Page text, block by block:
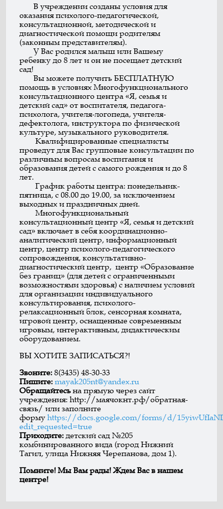
В учреждении созданы условия для
оказания психолого-педагогической,
консультационной, методической и
диагностической помощи родителям
(законным представителям).
У Вас родился малыш или Вашему
ребенку до 8 лет и он не посещает детский
сад!
Вы можете получить БЕСПЛАТНУЮ
помощь в условиях Многофункционального
консультационного центра «Я, семья и
детский сад» от воспитателя, педагога-
психолога, учителя-логопеда, учителя-
дефектолога, инструктора по физической
культуре, музыкального руководителя.
Квалифицированные специалисты
проведут для Вас групповые консультации по
различным вопросам воспитания и
образования детей с самого рождения и до 8
лет.
График работы центра: понедельник-
пятница, с 08.00 до 19.00, за исключением
выходных и праздничных дней.
Многофункциональный
консультационный центр «Я, семья и детский
сад» включает в себя координационно-
аналитический центр, информационный
центр, центр психолого-педагогического
сопровождения, консультативно-
диагностический центр, центр «Образование
без границ» (для детей с ограниченными
возможностями здоровья) с наличием условий
для организации индивидуального
консультирования, психолого-
релаксационный блок, сенсорная комната,
игровой центр, оснащенные современным
игровым, интерактивным, дидактическим
оборудованием.
ВЫ ХОТИТЕ ЗАПИСАТЬСЯ?!
Звоните: 8(3435) 48-30-33
Пишите: mayak205nt@yandex.ru
Обращайтесь на прямую через сайт
учреждения: http://маячокнт.рф/обратная-
связь/ или заполните
формуhttps://docs.google.com/forms/d/
edit_requested=true
Приходите: детский сад №205
комбинированного вида (город Нижний
Тагил, улица Нижняя Черепанова, дом 1).
Помните! Мы Вам рады! Ждем Вас в нашем
центре!